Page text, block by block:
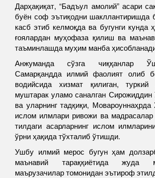
Дарҳақиқат, “Бадъул амолий” асари
буён соф эътиқодни шакллантиришда
касб этиб келмоқда ва бугунги кунда
ғоялардан муҳофаза қилиш ва
таъминлашда муҳим манба
Анжуманда сўзга чиққанлар
Самарқандда илмий фаолият олиб
водийсида хизмат қилиган,
муштарак уламо саналган
ва уларнинг тадқиқи,
ислом илмлари ривожи ва мадрасалар
тилдаги асарларнинг ислом
ўрни ҳақида тўхталиб ўтишди.
Ушбу илмий мерос бугун ҳам
маънавий тараққиётида жуда
маърузачилар томонидан эътироф